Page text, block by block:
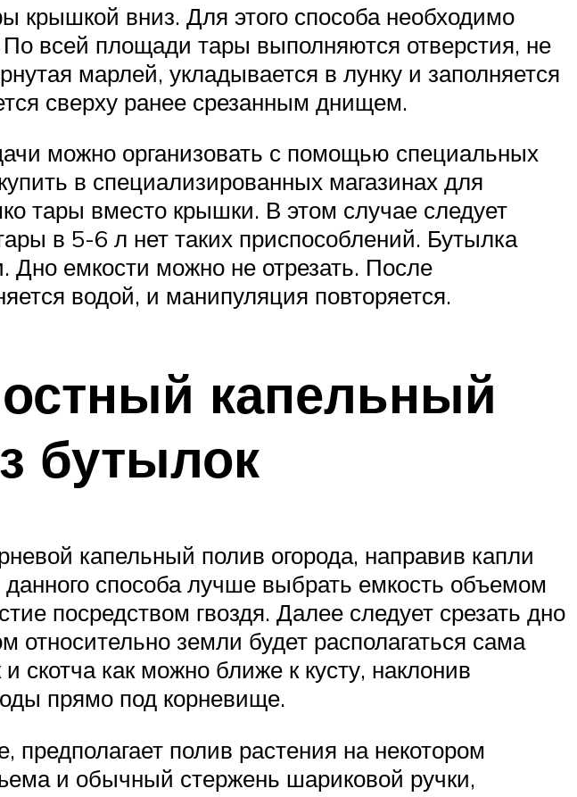
крышкой вниз. Для этого способа необходимо
всей площади тары выполняются отверстия, не
марлей, укладывается в лунку и заполняется
сверху ранее срезанным днищем.
можно организовать с помощью специальных
в специализированных магазинах для
тары вместо крышки. В этом случае следует
в 5-6 л нет таких приспособлений. Бутылка
Дно емкости можно не отрезать. После
водой, и манипуляция повторяется.
капельный
бутылок
капельный полив огорода, направив капли
способа лучше выбрать емкость объемом
посредством гвоздя. Далее следует срезать дно
земли будет располагаться сама
скотча как можно ближе к кусту, наклонив
прямо под корневище.
полив растения на некотором
и обычный стержень шариковой ручки,